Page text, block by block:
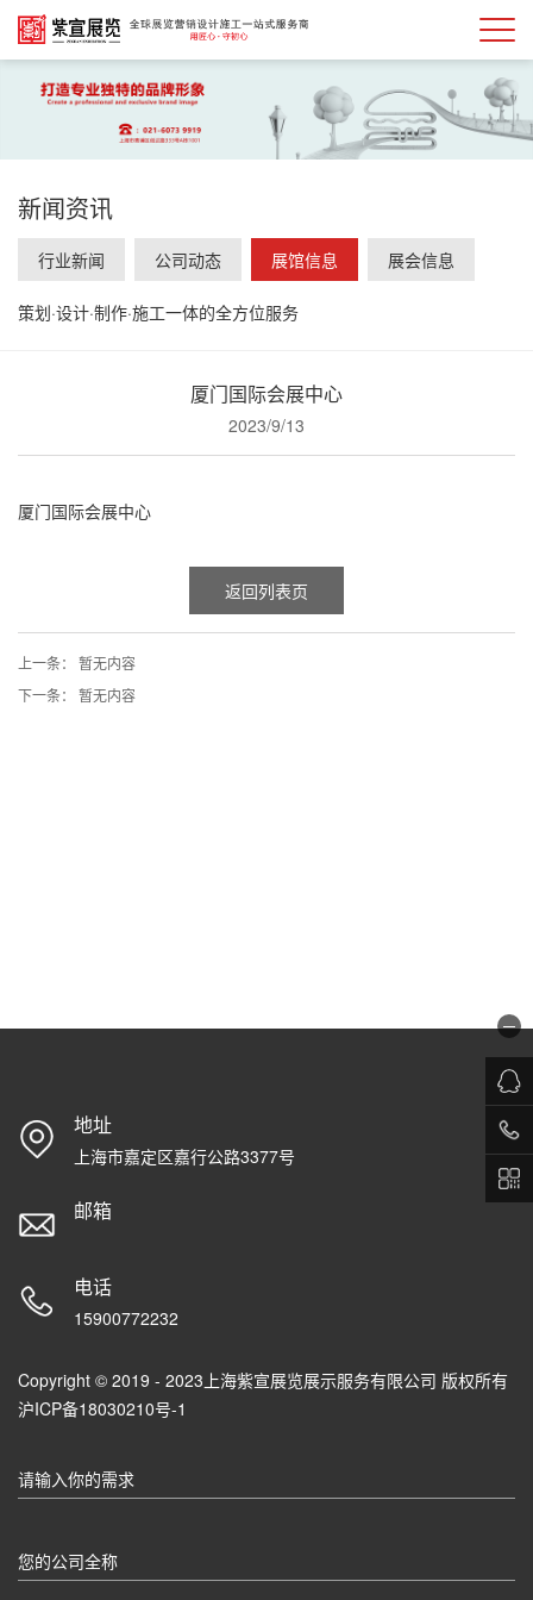
新闻资讯
行业新闻 公司动态 展馆信息 展会信息
策划·设计·制作·施工一体的全方位服务
厦门国际会展中心
2023/9/13
厦门国际会展中心
返回列表页
上一条：
暂无内容
下一条：
暂无内容
地址
上海市嘉定区嘉行公路3377号
邮箱
电话
15900772232
Copyright © 2019 - 2023上海紫宣展览展示服务有限公司 版权所有
沪ICP备18030210号-1
请输入你的需求
您的公司全称